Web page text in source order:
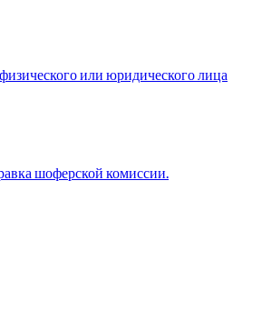
или юридического лица
шоферской комиссии.